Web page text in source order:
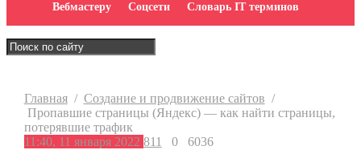
Вебмастеру Соцсети Словарь IT терминов
Главная/ Создание и продвижение сайтов /
Пропавшие страницы (Яндекс) — как найти страницы,
потерявшие трафик
11:40, 11 января 2022 811 0 6036